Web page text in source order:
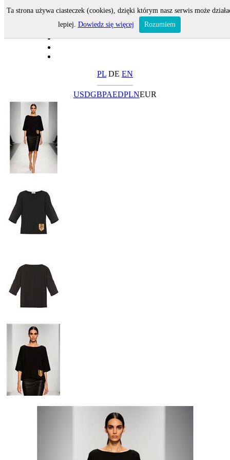
PL DE EN
USDGBPAEDPLNEUR
Ta strona używa ciasteczek (cookies), dzięki którym nasz serwis może
lepiej. Dowiedz się więcej Rozumiem